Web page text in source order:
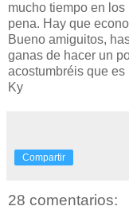
mucho tiempo en
pena. Hay que
Bueno amiguitos,
ganas de hacer un
acostumbréis que
Ky
Compartir
28 comentarios: